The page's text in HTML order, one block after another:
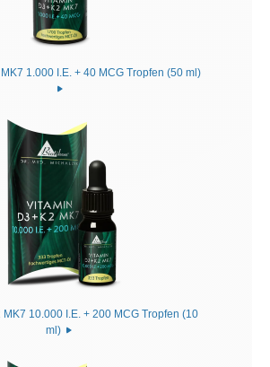
10.000 I.E. + 200 MCG Tropfen (10
ml)